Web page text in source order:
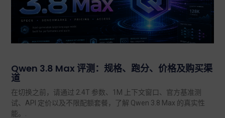
Qwen 3.8 Max 评测：规格、跑分、价格及购买渠
道
在切换之前，请通过 2.4T 参数、1M 上下文窗口、官方基准测
试、API 定价以及不限配额套餐，了解 Qwen 3.8 Max 的真实性
能。.